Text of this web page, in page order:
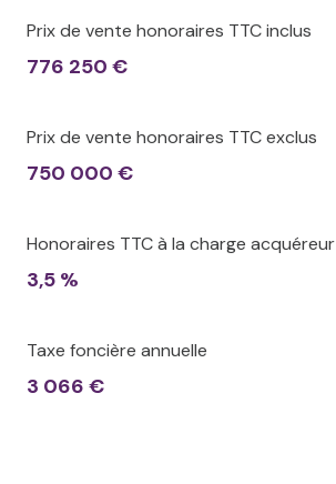
Prix de vente honoraires TTC inclus
776 250 €
Prix de vente honoraires TTC exclus
750 000 €
Honoraires TTC à la charge acquéreur
3,5 %
Taxe foncière annuelle
3 066 €